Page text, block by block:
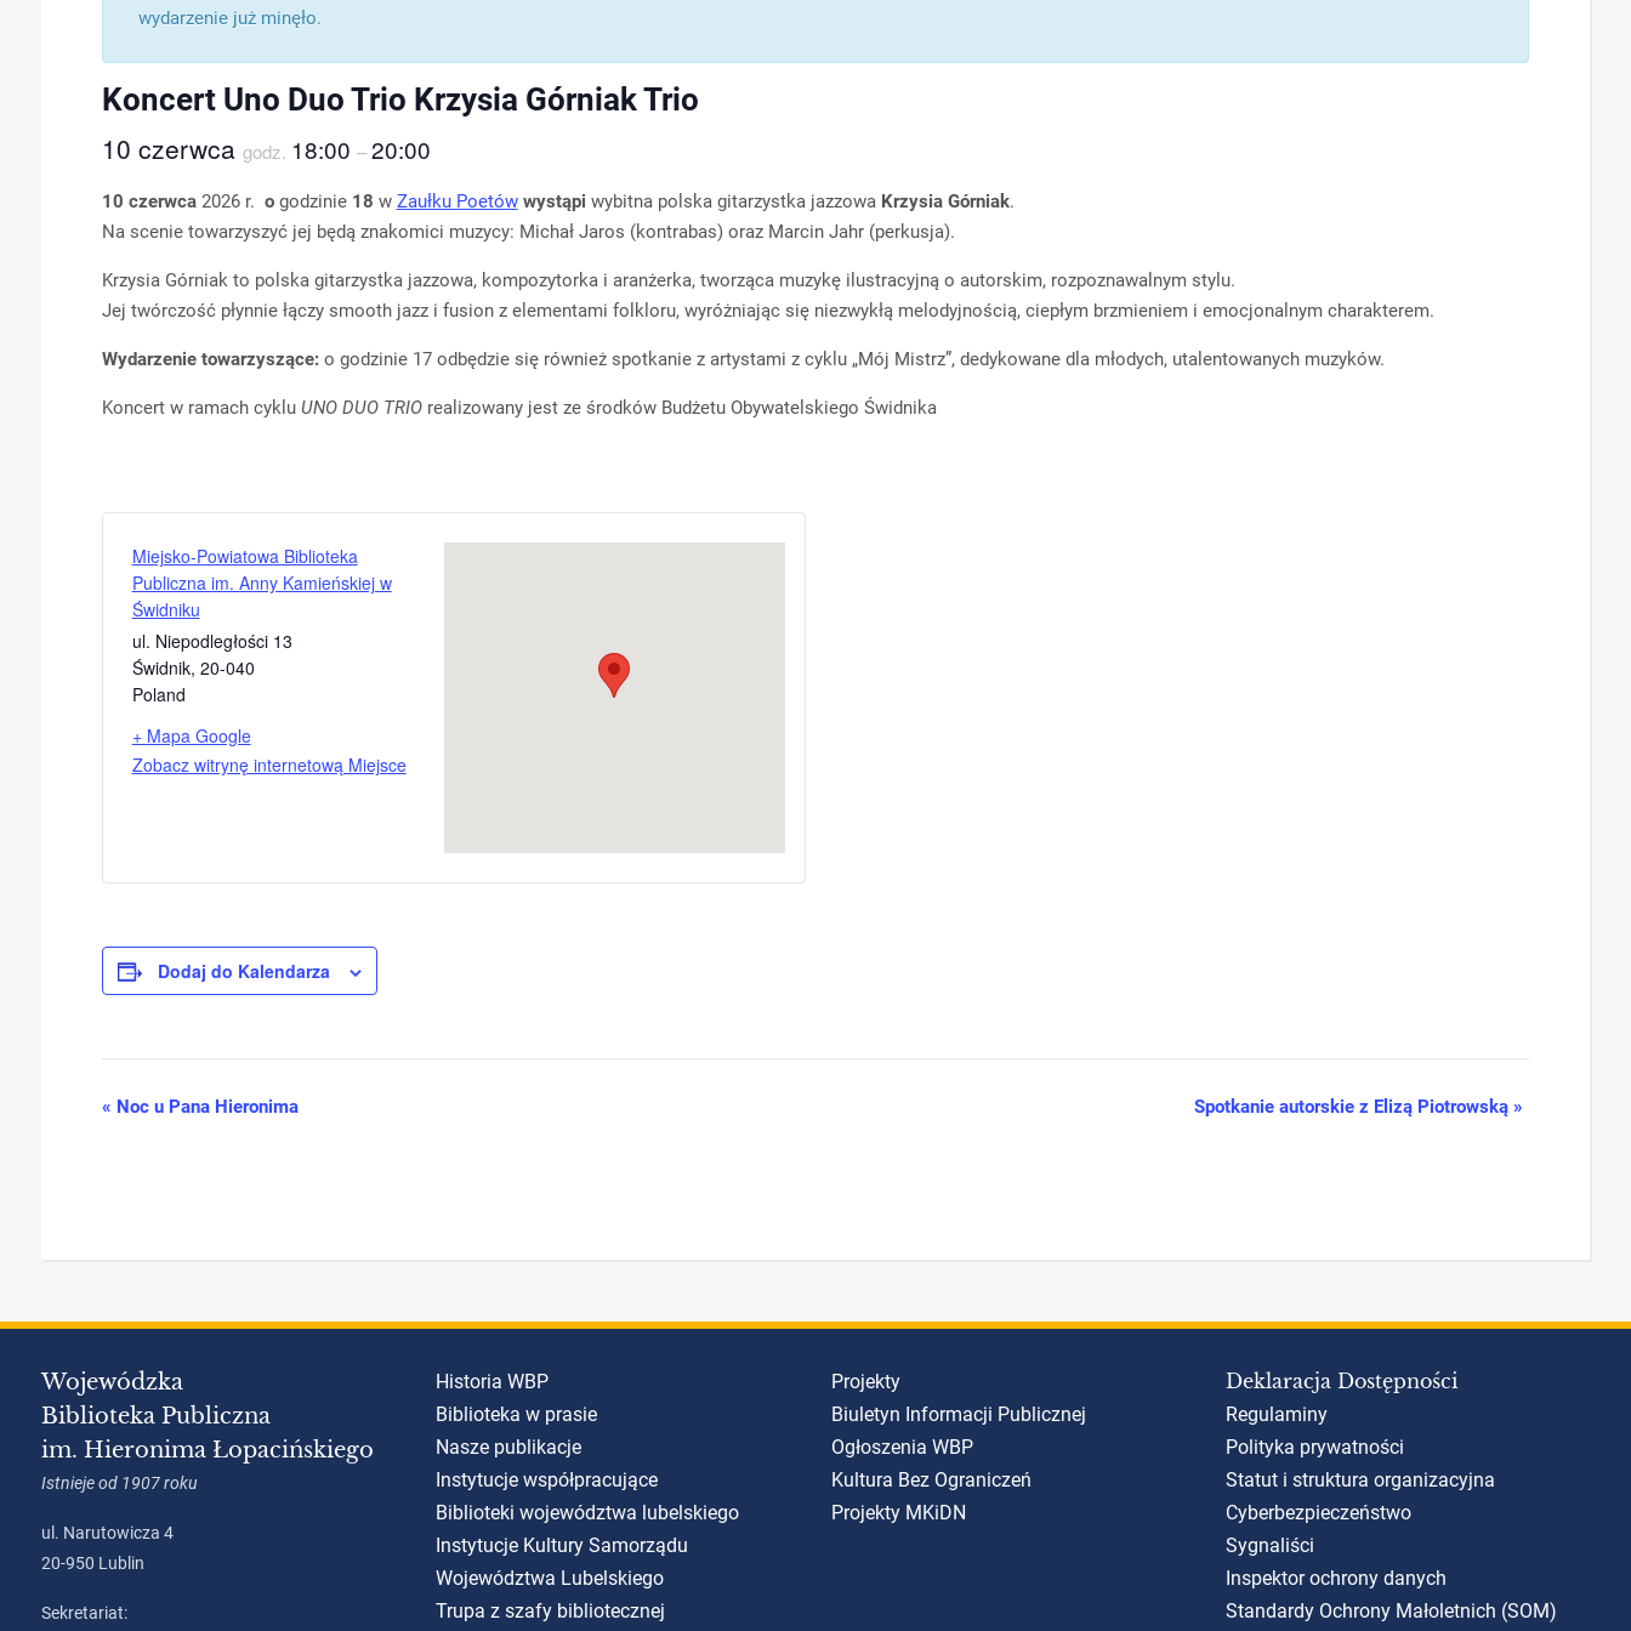
wydarzenie już minęło.
Koncert Uno Duo Trio Krzysia Górniak Trio
10 czerwca godz. 18:00 –20:00
10 czerwca2026 r. ogodzinie 18 w Zaułku Poetów wystąpi wybitna polska gitarzystka jazzowa Krzysia Górniak.
Na scenie towarzyszyć jej będą znakomici muzycy: Michał Jaros (kontrabas) oraz Marcin Jahr (perkusja).
Krzysia Górniak to polska gitarzystka jazzowa, kompozytorka i aranżerka, tworząca muzykę ilustracyjną o autorskim, rozpoznawalnym stylu.
Jej twórczość płynnie łączy smooth jazz i fusion z elementami folkloru, wyróżniając się niezwykłą melodyjnością, ciepłym brzmieniem i emocjonalnym charakterem.
Wydarzenie towarzyszące:o godzinie 17 odbędzie się również spotkanie z artystami z cyklu „Mój Mistrz”, dedykowane dla młodych, utalentowanych muzyków.
Koncert w ramach cyklu UNO DUO TRIOrealizowany jest ze środków Budżetu Obywatelskiego Świdnika
Miejsko-Powiatowa Biblioteka
Publiczna im. Anny Kamieńskiej w
Świdniku
ul. Niepodległości 13
Świdnik, 20-040
Poland
+ Mapa Google
Zobacz witrynę internetową Miejsce
Dodaj do Kalendarza
« Noc u Pana Hieronima Spotkanie autorskie z Elizą Piotrowską»
Wojewódzka
Biblioteka Publiczna
im. Hieronima Łopacińskiego
Istnieje od 1907 roku
ul. Narutowicza 4
20-950 Lublin
Sekretariat:
Historia WBP
Biblioteka w prasie
Nasze publikacje
Instytucje współpracujące
Biblioteki województwa lubelskiego
Instytucje Kultury Samorządu
Województwa Lubelskiego
Trupa z szafy bibliotecznej
Projekty
Biuletyn Informacji Publicznej
Ogłoszenia WBP
Kultura Bez Ograniczeń
Projekty MKiDN
Deklaracja Dostępności
Regulaminy
Polityka prywatności
Statut i struktura organizacyjna
Cyberbezpieczeństwo
Sygnaliści
Inspektor ochrony danych
Standardy Ochrony Małoletnich (SOM)